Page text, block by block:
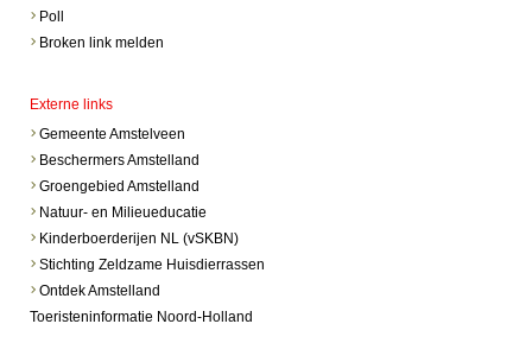
Poll
Broken link melden
Externe links
Gemeente Amstelveen
Beschermers Amstelland
Groengebied Amstelland
Natuur- en Milieueducatie
Kinderboerderijen NL (vSKBN)
Stichting Zeldzame Huisdierrassen
Ontdek Amstelland
Toeristeninformatie Noord-Holland